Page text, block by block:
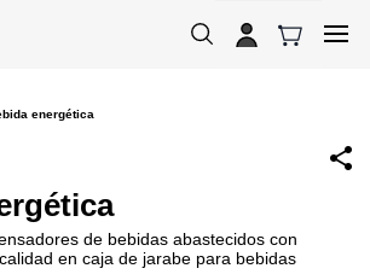
energética
de bebidas abastecidos con
en caja de jarabe para bebidas